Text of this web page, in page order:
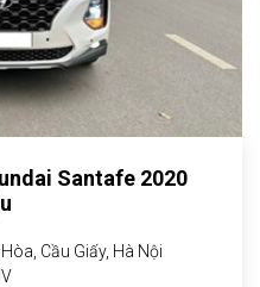
Santafe 2020
Cầu Giấy, Hà Nội